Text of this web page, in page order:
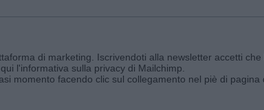
di marketing. Iscrivendoti alla newsletter accetti
l'informativa sulla privacy di Mailchimp
momento facendo clic sul collegamento nel piè di pagina